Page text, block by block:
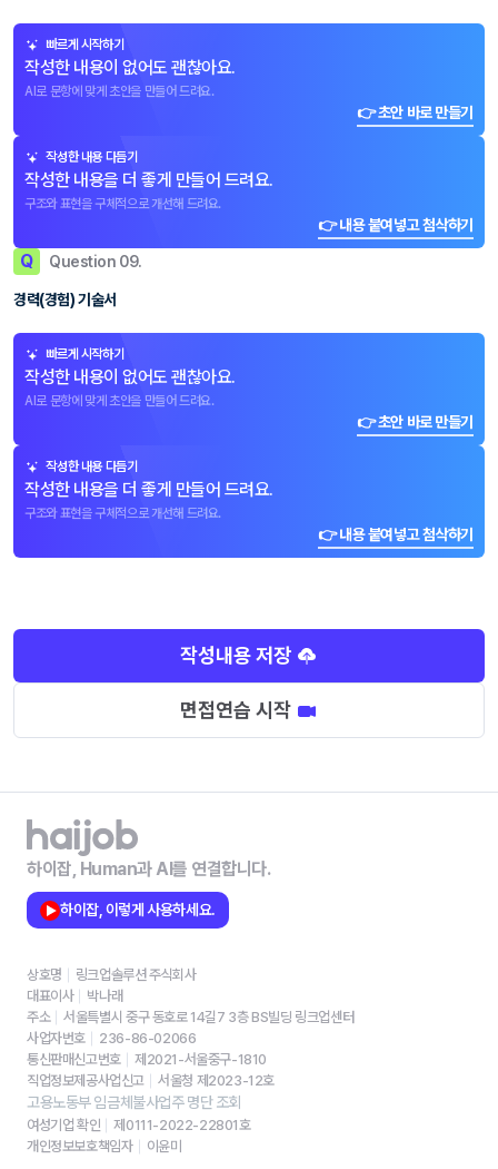
빠르게 시작하기
작성한 내용이 없어도 괜찮아요.
AI로 문항에 맞게 초안을 만들어 드려요.
👉 초안 바로 만들기
작성한 내용 다듬기
작성한 내용을 더 좋게 만들어 드려요.
구조와 표현을 구체적으로 개선해 드려요.
👉 내용 붙여넣고 첨삭하기
Q Question 09.
경력(경험) 기술서
빠르게 시작하기
작성한 내용이 없어도 괜찮아요.
AI로 문항에 맞게 초안을 만들어 드려요.
👉 초안 바로 만들기
작성한 내용 다듬기
작성한 내용을 더 좋게 만들어 드려요.
구조와 표현을 구체적으로 개선해 드려요.
👉 내용 붙여넣고 첨삭하기
작성내용 저장
면접연습 시작
하이잡, Human과 AI를 연결합니다.
하이잡, 이렇게 사용하세요.
상호명
링크업솔루션 주식회사
대표이사
박나래
주소
서울특별시 중구 동호로 14길7 3층 BS빌딩 링크업센터
사업자번호
236-86-02066
통신판매신고번호
제2021-서울중구-1810
직업정보제공사업신고
서울청 제2023-12호
고용노동부 임금체불사업주 명단 조회
여성기업 확인
제0111-2022-22801호
개인정보보호책임자
이윤미